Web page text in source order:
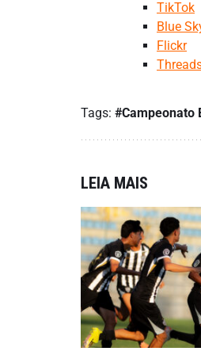
TikTok
Blue
Flickr
Tags: #Campeonato
LEIA MAIS